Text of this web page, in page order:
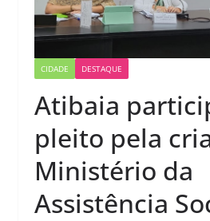
CIDADE DESTAQUE
Atibaia
pleito pela
Ministério da
Assistência